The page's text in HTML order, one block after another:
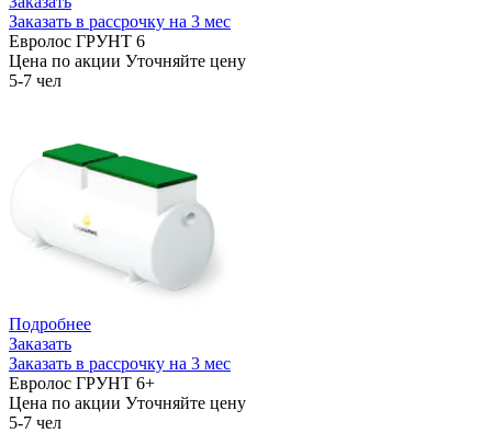
Заказать в рассрочку на 3 мес
Евролос ГРУНТ 6
Цена по акции Уточняйте цену
5-7 чел
Подробнее
Заказать
Заказать в рассрочку на 3 мес
Евролос ГРУНТ 6+
Цена по акции Уточняйте цену
5-7 чел